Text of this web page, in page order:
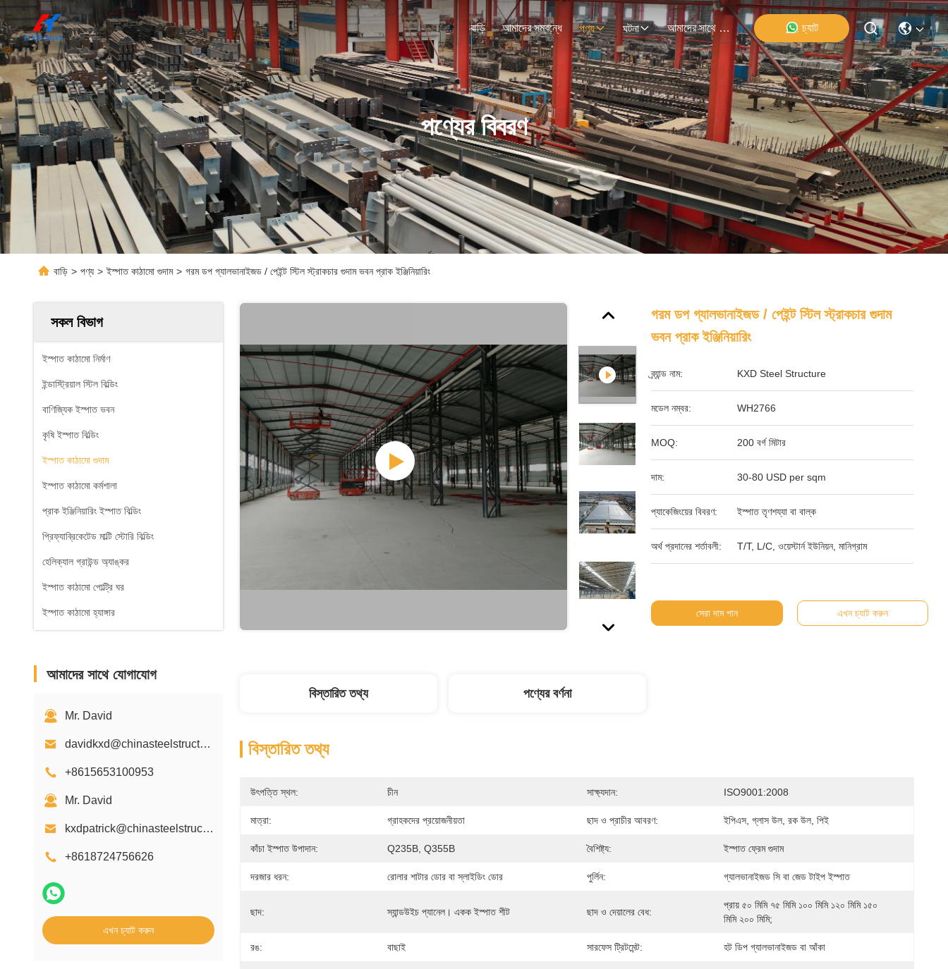
বাড়ি আমাদের সম্বন্ধে পণ্য ঘটনা আমাদের সাথে যোগাযোগ চ্যাট
পণ্যের বিবরণ
বাড়ি > পণ্য > ইস্পাত কাঠামো গুদাম > গরম ডপ গ্যালভানাইজড / পেইন্ট স্টিল স্ট্রাকচার গুদাম ভবন প্রাক ইঞ্জিনিয়ারিং
সকল বিভাগ
ইস্পাত কাঠামো নির্মাণ
ইন্ডাস্ট্রিয়াল স্টিল বিল্ডিং
বাণিজ্যিক ইস্পাত ভবন
কৃষি ইস্পাত বিল্ডিং
ইস্পাত কাঠামো গুদাম
ইস্পাত কাঠামো কর্মশালা
প্রাক ইঞ্জিনিয়ারিং ইস্পাত বিল্ডিং
প্রিফ্যাব্রিকেটেড মাল্টি স্টোরি বিল্ডিং
হেলিক্যাল গ্রাউন্ড অ্যাঙ্কর
ইস্পাত কাঠামো পোল্ট্রি ঘর
ইস্পাত কাঠামো হ্যাঙ্গার
আমাদের সাথে যোগাযোগ
Mr. David
davidkxd@chinasteelstructure.cn
+8615653100953
Mr. David
kxdpatrick@chinasteelstructure.cn
+8618724756626
এখন চ্যাট করুন
গরম ডপ গ্যালভানাইজড / পেইন্ট স্টিল স্ট্রাকচার গুদাম
ভবন প্রাক ইঞ্জিনিয়ারিং
ব্র্যান্ড নাম: KXD Steel Structure
মডেল নম্বর: WH2766
MOQ: 200 বর্গ মিটার
দাম: 30-80 USD per sqm
প্যাকেজিংয়ের বিবরণ: ইস্পাত তৃণশয্যা বা বাল্ক
অর্থ প্রদানের শর্তাবলী: T/T, L/C, ওয়েস্টার্ন ইউনিয়ন, মানিগ্রাম
সেরা দাম পান এখন চ্যাট করুন
বিস্তারিত তথ্য পণ্যের বর্ণনা
বিস্তারিত তথ্য
উৎপত্তি স্থল: চীন সাক্ষ্যদান: ISO9001:2008
মাত্রা: গ্রাহকদের প্রয়োজনীয়তা ছাদ ও প্রাচীর আবরণ: ইপিএস, গ্লাস উল, রক উল, পিই
কাঁচা ইস্পাত উপাদান: Q235B, Q355B বৈশিষ্ট্য: ইস্পাত ফ্রেম গুদাম
দরজার ধরন: রোলার শাটার ডোর বা স্লাইডিং ডোর পুর্লিন: গ্যালভানাইজড সি বা জেড টাইপ ইস্পাত
ছাদ: স্যান্ডউইচ প্যানেল। একক ইস্পাত শীট ছাদ ও দেয়ালের বেধ:
প্রায় ৫০ মিমি ৭৫ মিমি ১০০ মিমি ১২০ মিমি ১৫০
মিমি ২০০ মিমি;
রঙ: বাছাই সারফেস ট্রিটমেন্ট: হট ডিপ গ্যালভানাইজড বা আঁকা